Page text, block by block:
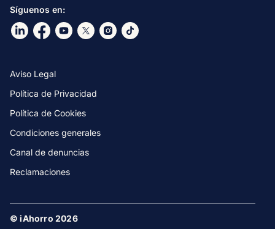
Síguenos en:
Ir a nuestro Linkdin
Ir a nuestro Facebook
Ir a nuestro canal de Youtube
Ir a nuestro X
Ir a nuestro Instagram
Ir a nuestro TikTok
© iAhorro 2026
Aviso Legal
Política de Privacidad
Política de Cookies
Condiciones generales
Canal de denuncias
Reclamaciones